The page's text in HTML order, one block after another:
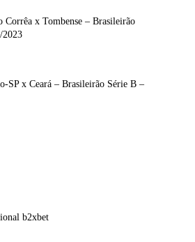
Corrêa x Tombense – Brasileirão
2023
SP x Ceará – Brasileirão Série B –
b2xbet